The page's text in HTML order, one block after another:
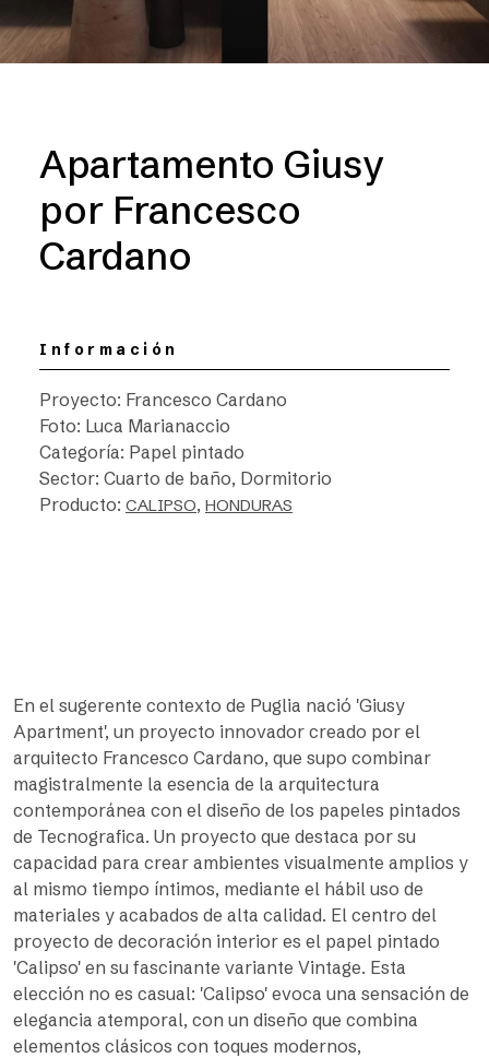
Apartamento Giusy
por Francesco
Cardano
Información
Proyecto: Francesco Cardano
Foto: Luca Marianaccio
Categoría: Papel pintado
Sector: Cuarto de baño, Dormitorio
Producto: CALIPSO, HONDURAS
En el sugerente contexto de Puglia nació 'Giusy
Apartment', un proyecto innovador creado por el
arquitecto Francesco Cardano, que supo combinar
magistralmente la esencia de la arquitectura
contemporánea con el diseño de los papeles pintados
de Tecnografica. Un proyecto que destaca por su
capacidad para crear ambientes visualmente amplios y
al mismo tiempo íntimos, mediante el hábil uso de
materiales y acabados de alta calidad. El centro del
proyecto de decoración interior es el papel pintado
'Calipso' en su fascinante variante Vintage. Esta
elección no es casual: 'Calipso' evoca una sensación de
elegancia atemporal, con un diseño que combina
elementos clásicos con toques modernos,